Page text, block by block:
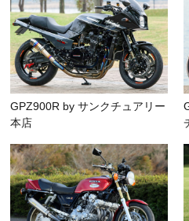
GPZ900R by サンクチュアリー
本店